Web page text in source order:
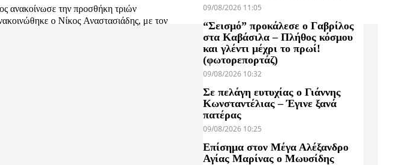
ανακοίνωσε την προσθήκη τριών
ο Νίκος Αναστασιάδης, με τον
09/08/2026 11:05
“Σεισμό” προκάλεσε ο Γαβρίλος
στα Καβάσιλα – Πλήθος κόσμου
και γλέντι μέχρι το πρωί!
(φωτορεπορτάζ)
09/08/2026 10:32
Σε πελάγη ευτυχίας ο Γιάννης
Κωνσταντέλιας – Έγινε ξανά
πατέρας
09/08/2026 10:25
Επίσημα στον Μέγα Αλέξανδρο
Αγίας Μαρίνας ο Μωυσίδης